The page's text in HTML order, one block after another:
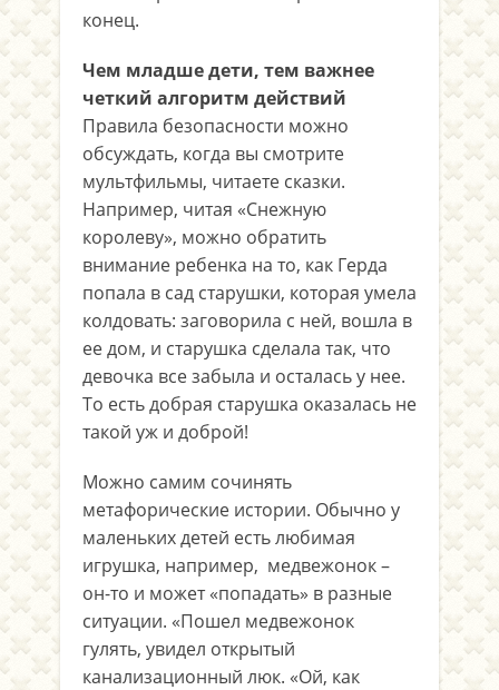
конец.
Чем младше дети, тем важнее
четкий алгоритм действий
Правила безопасности можно
обсуждать, когда вы смотрите
мультфильмы, читаете сказки.
Например, читая «Снежную
королеву», можно обратить
внимание ребенка на то, как Герда
попала в сад старушки, которая умела
колдовать: заговорила с ней, вошла в
ее дом, и старушка сделала так, что
девочка все забыла и осталась у нее.
То есть добрая старушка оказалась не
такой уж и доброй!
Можно самим сочинять
метафорические истории. Обычно у
маленьких детей есть любимая
игрушка, например, медвежонок –
он-то и может «попадать» в разные
ситуации. «Пошел медвежонок
гулять, увидел открытый
канализационный люк. «Ой, как